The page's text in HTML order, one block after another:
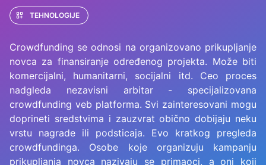
TEHNOLOGIJE
Crowdfunding se odnosi na organizovano prikupljanje
novca za finansiranje određenog projekta. Može biti
komercijalni, humanitarni, socijalni itd. Ceo proces
nadgleda nezavisni arbitar - specijalizovana
crowdfunding veb platforma. Svi zainteresovani mogu
doprineti sredstvima i zauzvrat obično dobijaju neku
vrstu nagrade ili podsticaja. Evo kratkog pregleda
crowdfundinga. Osobe koje organizuju kampanju
prikupljanja novca nazivaju se primaoci, a oni koji